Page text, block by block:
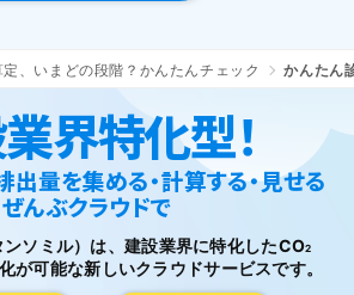
、いまどの段階？かんたんチェック かんたん
界特化型！
出量を集める・計算する・見せる
ぜんぶクラウドで
ソミル）は、建設業界に特化したCO2
が可能な新しいクラウドサービスです。